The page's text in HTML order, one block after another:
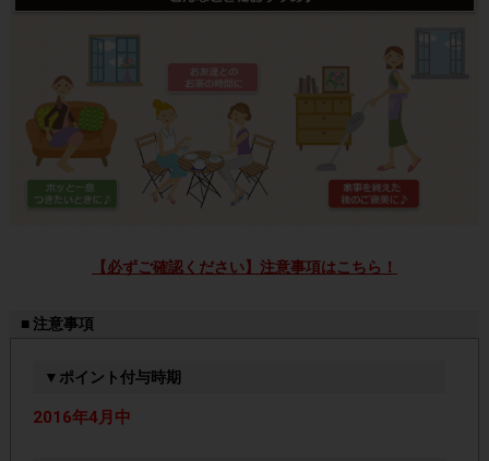
【必ずご確認ください】注意事項はこちら！
■ 注意事項
▼ポイント付与時期
2016年4月中